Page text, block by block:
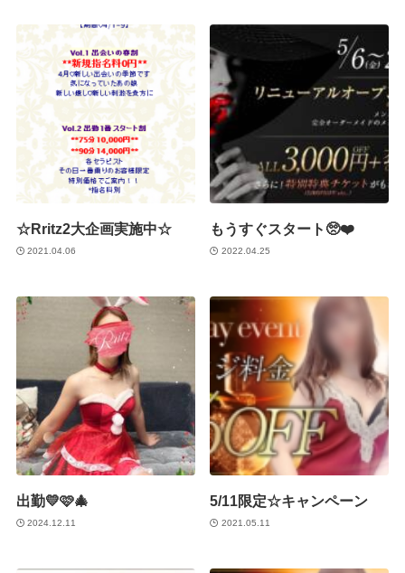
☆Rritz2大企画実施中☆
2021.04.06
もうすぐスタート🥺❤️
2022.04.25
出勤💛🩷🎄
2024.12.11
5/11限定☆キャンペーン
2021.05.11